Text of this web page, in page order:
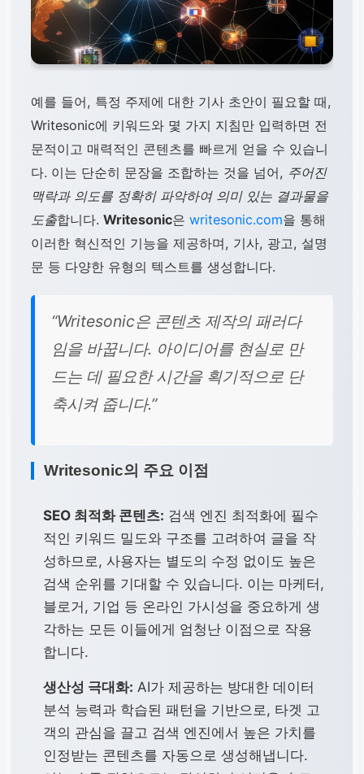
예를 들어, 특정 주제에 대한 기사 초안이 필요할 때,
Writesonic에 키워드와 몇 가지 지침만 입력하면 전
문적이고 매력적인 콘텐츠를 빠르게 얻을 수 있습니
다. 이는 단순히 문장을 조합하는 것을 넘어, 주어진
맥락과 의도를 정확히 파악하여 의미 있는 결과물을
도출합니다.Writesonic은writesonic.com을 통해
이러한 혁신적인 기능을 제공하며, 기사, 광고, 설명
문 등 다양한 유형의 텍스트를 생성합니다.
“Writesonic은 콘텐츠 제작의 패러다
임을 바꿉니다. 아이디어를 현실로 만
드는 데 필요한 시간을 획기적으로 단
축시켜 줍니다.”
Writesonic의 주요 이점
SEO 최적화 콘텐츠: 검색 엔진 최적화에 필수
적인 키워드 밀도와 구조를 고려하여 글을 작
성하므로, 사용자는 별도의 수정 없이도 높은
검색 순위를 기대할 수 있습니다. 이는 마케터,
블로거, 기업 등 온라인 가시성을 중요하게 생
각하는 모든 이들에게 엄청난 이점으로 작용
합니다.
생산성 극대화: AI가 제공하는 방대한 데이터
분석 능력과 학습된 패턴을 기반으로, 타겟 고
객의 관심을 끌고 검색 엔진에서 높은 가치를
인정받는 콘텐츠를 자동으로 생성해냅니다.